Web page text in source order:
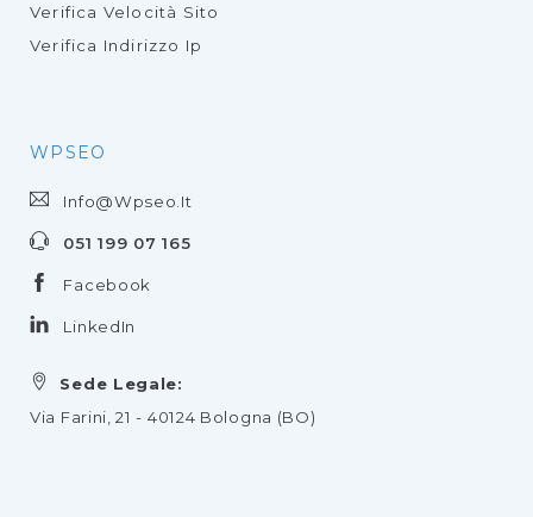
Verifica Velocità Sito
Verifica Indirizzo Ip
WPSEO
Info@wpseo.it
051 199 07 165
Facebook
LinkedIn
Sede Legale:
Via Farini, 21 - 40124 Bologna (BO)